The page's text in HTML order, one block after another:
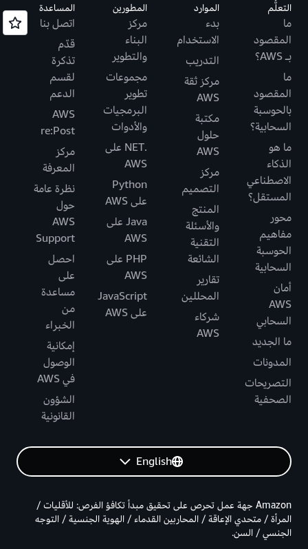
التعلُّم
ما
المقصود
بـ AWS؟
ما
المقصود
بالحوسبة
السحابية؟
ما هو
الذكاء
الاصطناعي
المستقل؟
محور
مفاهيم
الحوسبة
السحابية
أمان
AWS
السحابي
ما الجديد
المدونات
التصريحات
الصحفية
الموارد
بدء
الاستخدام
التدريب
مركز ثقة
AWS
مكتبة
حلول
AWS
مركز
التصميم
المنتج
والأسئلة
التقنية
الشائعة
تقارير
المحللين
شركاء
AWS
المطورين
مركز
البناء
والتطوير
مجموعات
تطوير
البرمجيات
والأدوات
.NET على
AWS
Python
على AWS
Java على
AWS
PHP على
AWS
JavaScript
على AWS
المساعدة
اتصل بنا
قدّم
تذكرة
لقسم
الدعم
AWS
re:Post
مركز
المعرفة
نظرة عامة
حول
AWS
Support
احصل
على
مساعدة
من
الخبراء
إمكانية
الوصول
في AWS
الشؤون
القانونية
English
Amazon جهة عمل تحرص على تحقيق مبدأ تكافؤ الفرص: للأقليات /
المرأة / متحدي الإعاقة / المحاربين القدماء / الهوية الجنسية / التوجه
الجنسي / السن.